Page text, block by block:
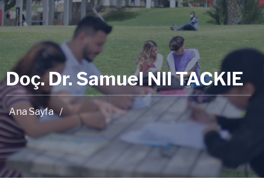
Doç. Dr. Samuel NII TACKIE
Ana Sayfa /